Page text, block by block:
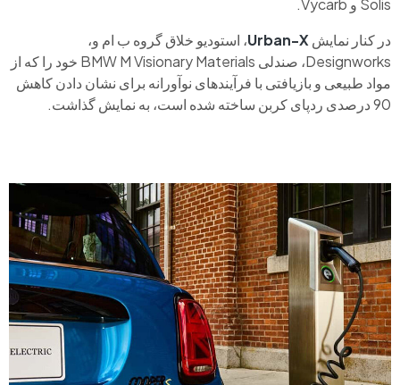
Solis و Vycarb.
در کنار نمایش Urban-X، استودیو خلاق گروه ب ام و،
Designworks، صندلی BMW M Visionary Materials خود را که از
مواد طبیعی و بازیافتی با فرآیندهای نوآورانه برای نشان دادن کاهش
90 درصدی ردپای کربن ساخته شده است، به نمایش گذاشت.